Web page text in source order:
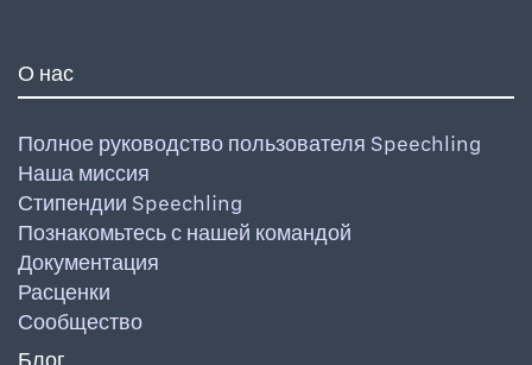
О нас
Полное руководство пользователя Speechling
Наша миссия
Стипендии Speechling
Познакомьтесь с нашей командой
Документация
Расценки
Сообщество
Блог